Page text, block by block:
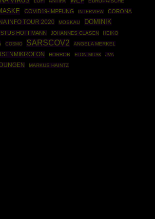
COVID19-IMPFUNG INTERVIEW
CORONA
INFO TOUR 2020 MOSKAU DOMINIK
HOFFMANN JOHANNES CLASEN
HEIKO
COSMO SARSCOV2 ANGELA MERKEL
HORROR ELON MUSK JVA
MARKUS HAINTZ